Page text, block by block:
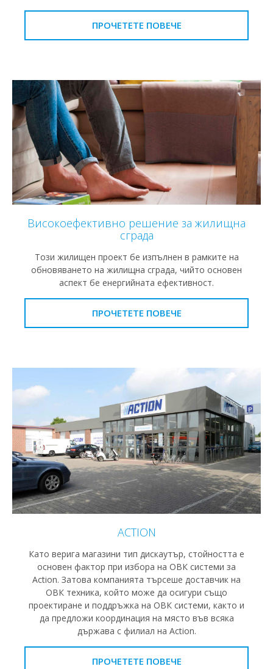
ПРОЧЕТЕТЕ ПОВЕЧЕ
Високоефективно решение за жилищна
сграда
Този жилищен проект бе изпълнен в рамките на
обновяването на жилищна сграда, чийто основен
аспект бе енергийната ефективност.
ПРОЧЕТЕТЕ ПОВЕЧЕ
ACTION
Като верига магазини тип дискаутър, стойността е
основен фактор при избора на ОВК системи за
Action. Затова компанията търсеше доставчик на
ОВК техника, който може да осигури също
проектиране и поддръжка на ОВК системи, както и
да предложи координация на място във всяка
държава с филиал на Action.
ПРОЧЕТЕТЕ ПОВЕЧЕ